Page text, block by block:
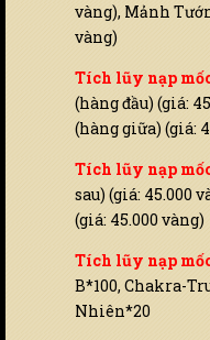
vàng), Mảnh
vàng)
Tích lũy nạp
(hàng đầu) (giá:
(hàng giữa) (giá:
Tích lũy nạp
sau) (giá: 45.000
(giá: 45.000 vàng)
Tích lũy nạp
B*100, Chakra-
Nhiên*20